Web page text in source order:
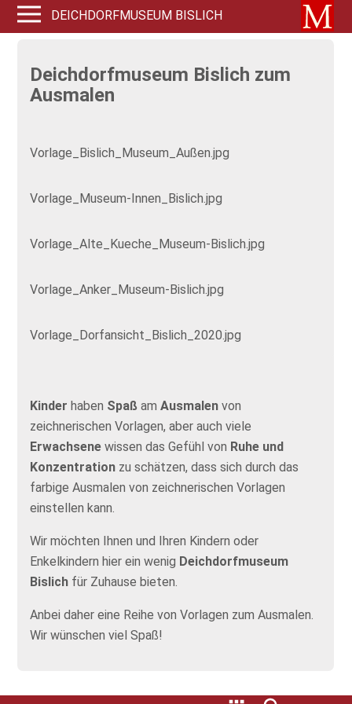
DEICHDORFMUSEUM BISLICH
Deichdorfmuseum Bislich zum
Ausmalen
Vorlage_Bislich_Museum_Außen.jpg
Vorlage_Museum-Innen_Bislich.jpg
Vorlage_Alte_Kueche_Museum-Bislich.jpg
Vorlage_Anker_Museum-Bislich.jpg
Vorlage_Dorfansicht_Bislich_2020.jpg
Kinder haben Spaß amAusmalen von
zeichnerischen Vorlagen, aber auch viele
Erwachsene wissen das Gefühl von Ruhe und
Konzentration zu schätzen, dass sich durch das
farbige Ausmalen von zeichnerischen Vorlagen
einstellen kann.
Wir möchten Ihnen und Ihren Kindern oder
Enkelkindern hier ein wenig Deichdorfmuseum
Bislich für Zuhause bieten.
Anbei daher eine Reihe von Vorlagen zum Ausmalen.
Wir wünschen viel Spaß!